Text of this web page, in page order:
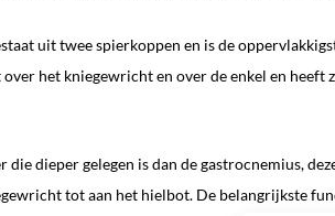
uit twee spierkoppen en is de
het kniegewricht en over de enkel en heeft
die dieper gelegen is dan de gastrocnemius,
tot aan het hielbot. De belangrijkste